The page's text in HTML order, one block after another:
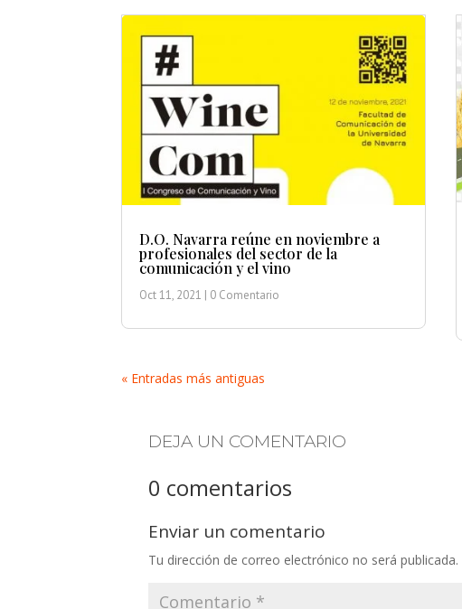
D.O. Navarra reúne en noviembre a
profesionales del sector de la
comunicación y el vino
Oct 11, 2021 | 0 Comentario
« Entradas más antiguas
DEJA UN COMENTARIO
0 comentarios
Enviar un comentario
Tu dirección de correo electrónico no será publicada.